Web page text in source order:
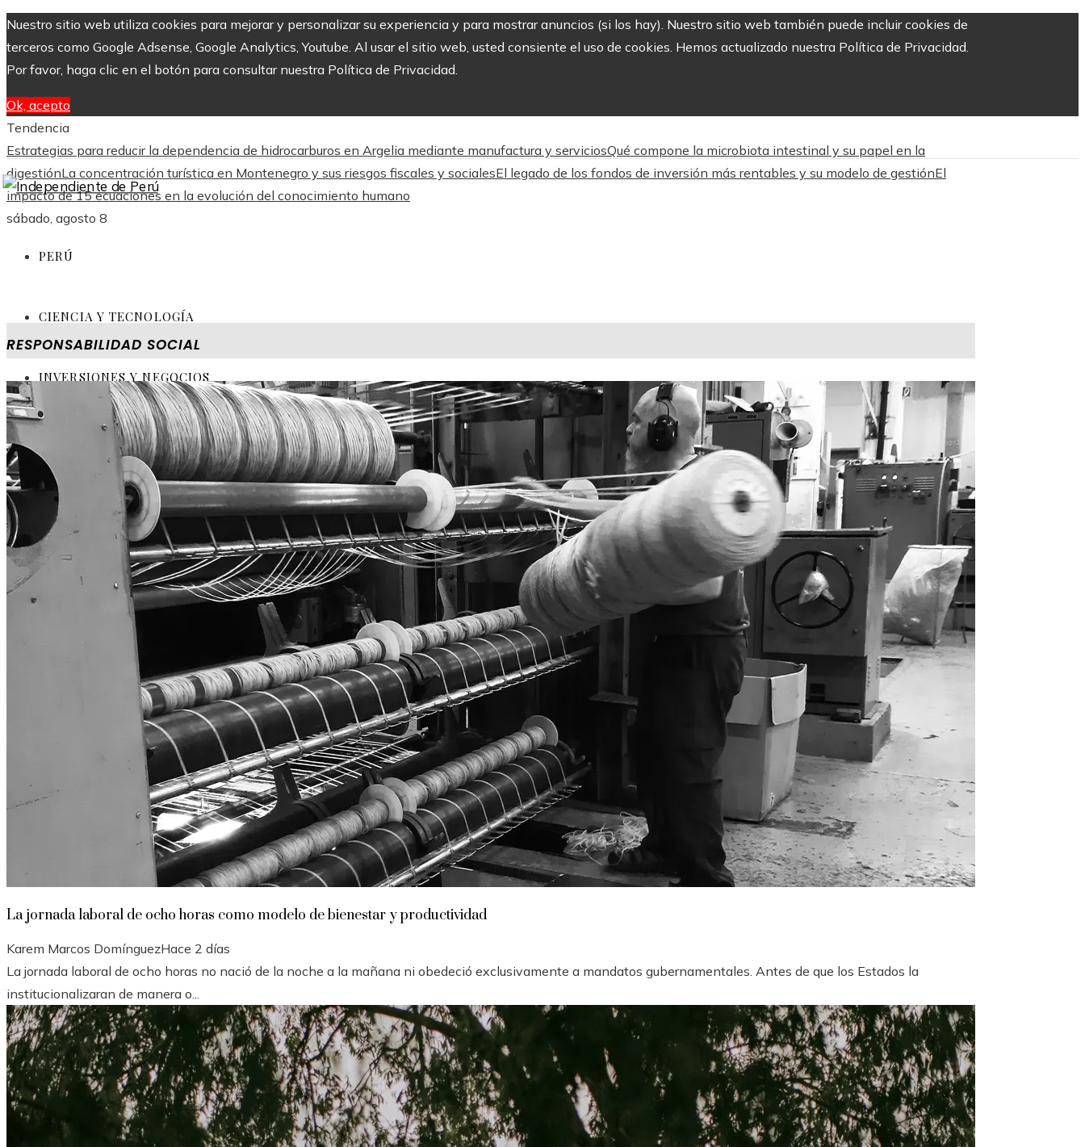
Nuestro sitio web utiliza cookies para mejorar y personalizar su experiencia y para mostrar anuncios (si los hay). Nuestro sitio web también puede incluir cookies de
terceros como Google Adsense, Google Analytics, Youtube. Al usar el sitio web, usted consiente el uso de cookies. Hemos actualizado nuestra Política de Privacidad.
Por favor, haga clic en el botón para consultar nuestra Política de Privacidad.
Ok, acepto
Tendencia
Estrategias para reducir la dependencia de hidrocarburos en Argelia mediante manufactura y serviciosQué compone la microbiota intestinal y su papel en la
digestiónLa concentración turística en Montenegro y sus riesgos fiscales y socialesEl legado de los fondos de inversión más rentables y su modelo de gestiónEl
impacto de 15 ecuaciones en la evolución del conocimiento humano
sábado, agosto 8
PERÚ
CIENCIA Y TECNOLOGÍA
INVERSIONES Y NEGOCIOS
CULTURA Y OCIO
RESPONSABILIDAD SOCIAL
Perú
Ciencia y tecnología
Inversiones y negocios
Responsabilidad social
RESPONSABILIDAD SOCIAL
La jornada laboral de ocho horas como modelo de bienestar y productividad
Karem Marcos DomínguezHace 2 días
La jornada laboral de ocho horas no nació de la noche a la mañana ni obedeció exclusivamente a mandatos gubernamentales. Antes de que los Estados la
institucionalizaran de manera o...